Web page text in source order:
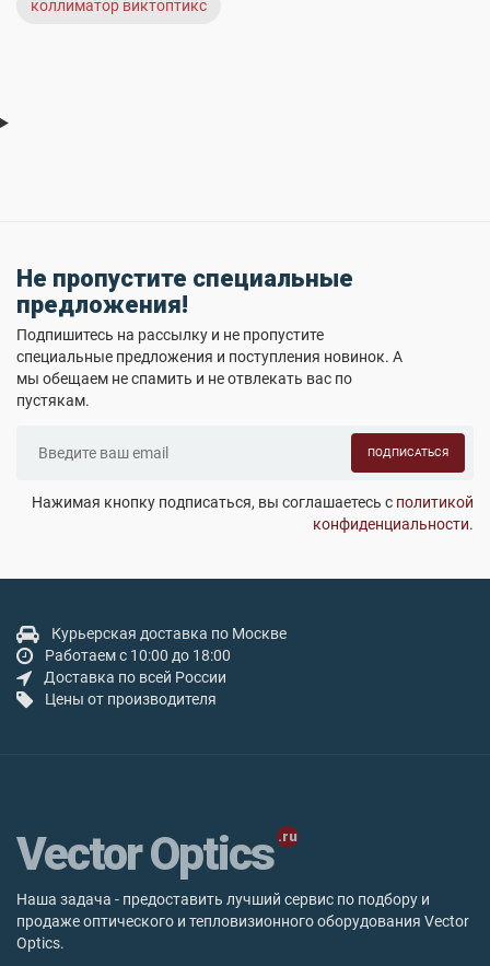
коллиматор виктоптикс
Не пропустите специальные
предложения!
Подпишитесь на рассылку и не пропустите
специальные предложения и поступления новинок. А
мы обещаем не спамить и не отвлекать вас по
пустякам.
ПОДПИСАТЬСЯ
Нажимая кнопку подписаться, вы соглашаетесь с политикой
конфиденциальности.
Курьерская доставка по Москве
Работаем с 10:00 до 18:00
Доставка по всей России
Цены от производителя
Vector Optics
Наша задача - предоставить лучший сервис по подбору и
продаже оптического и тепловизионного оборудования Vector
Optics.